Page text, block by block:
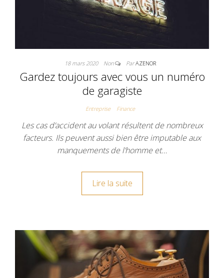
18 mars 2020 Non ParAZENOR
Gardez toujours avec vous un numéro
de garagiste
Entreprise Finance
Les cas d’accident au volant résultent de nombreux
facteurs. Ils peuvent aussi bien être imputable aux
manquements de l’homme et…
Lire la suite